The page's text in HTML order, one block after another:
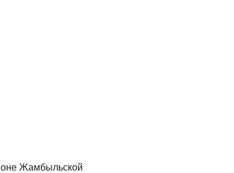
Жамбыльской